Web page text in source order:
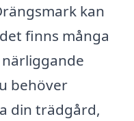
kan
finns många
behöver
din trädgård,